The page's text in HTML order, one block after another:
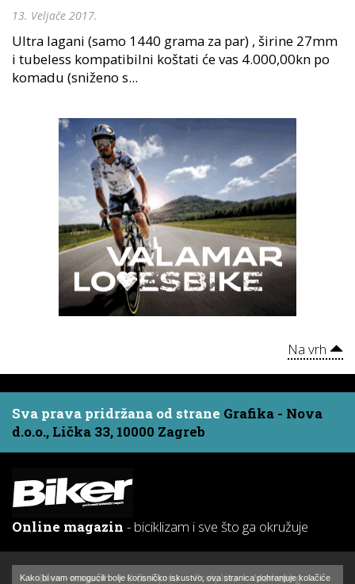
13. Veljače 2017.
Ultra lagani (samo 1440 grama za par) , širine 27mm
i tubeless kompatibilni koštati će vas 4.000,00kn po
komadu (sniženo s...
Na vrh
Sva prava pridržana od strane Grafika - Nova
d.o.o., Lička 33, 10000 Zagreb
Online magazin - biciklizam i sve što ga okružuje
Biker - magazin O časopisu Pretplata Marketing
Kako bi vam omogućili bolje korisničko iskustvo, ova stranica pohranjuje kolačiće